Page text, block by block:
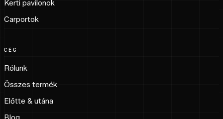
Kerti pavilonok
Carportok
CÉG
Rólunk
Összes termék
Előtte & utána